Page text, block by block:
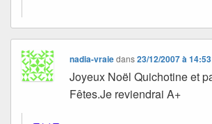
nadia-vraiedans23/12/2007 à 14:53
Joyeux Noël Quichotine et
Fêtes.Je reviendrai A+